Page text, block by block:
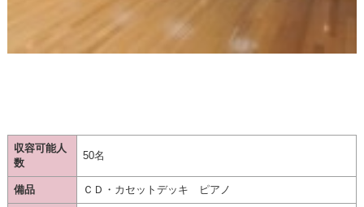
収容可能人
数
50名
備品 ＣＤ・カセットデッキ ピアノ